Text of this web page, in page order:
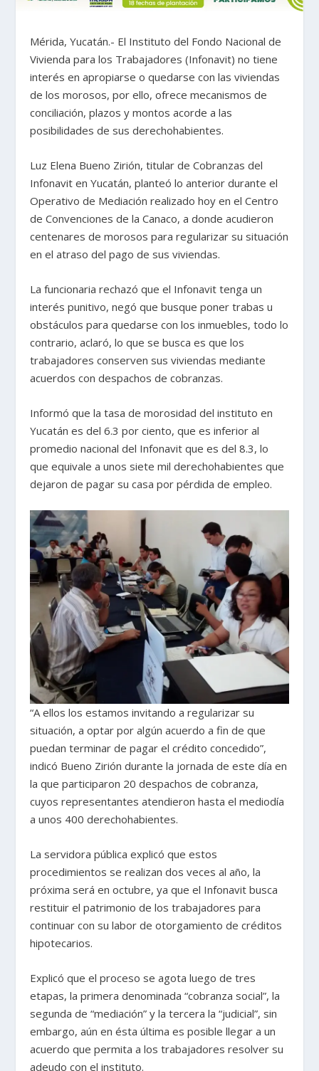
Mérida, Yucatán.- El Instituto del Fondo Nacional de
Vivienda para los Trabajadores (Infonavit) no tiene
interés en apropiarse o quedarse con las viviendas
de los morosos, por ello, ofrece mecanismos de
conciliación, plazos y montos acorde a las
posibilidades de sus derechohabientes.
Luz Elena Bueno Zirión, titular de Cobranzas del
Infonavit en Yucatán, planteó lo anterior durante el
Operativo de Mediación realizado hoy en el Centro
de Convenciones de la Canaco, a donde acudieron
centenares de morosos para regularizar su situación
en el atraso del pago de sus viviendas.
La funcionaria rechazó que el Infonavit tenga un
interés punitivo, negó que busque poner trabas u
obstáculos para quedarse con los inmuebles, todo lo
contrario, aclaró, lo que se busca es que los
trabajadores conserven sus viviendas mediante
acuerdos con despachos de cobranzas.
Informó que la tasa de morosidad del instituto en
Yucatán es del 6.3 por ciento, que es inferior al
promedio nacional del Infonavit que es del 8.3, lo
que equivale a unos siete mil derechohabientes que
dejaron de pagar su casa por pérdida de empleo.
“A ellos los estamos invitando a regularizar su
situación, a optar por algún acuerdo a fin de que
puedan terminar de pagar el crédito concedido”,
indicó Bueno Zirión durante la jornada de este día en
la que participaron 20 despachos de cobranza,
cuyos representantes atendieron hasta el mediodía
a unos 400 derechohabientes.
La servidora pública explicó que estos
procedimientos se realizan dos veces al año, la
próxima será en octubre, ya que el Infonavit busca
restituir el patrimonio de los trabajadores para
continuar con su labor de otorgamiento de créditos
hipotecarios.
Explicó que el proceso se agota luego de tres
etapas, la primera denominada “cobranza social”, la
segunda de “mediación” y la tercera la “judicial”, sin
embargo, aún en ésta última es posible llegar a un
acuerdo que permita a los trabajadores resolver su
adeudo con el instituto.